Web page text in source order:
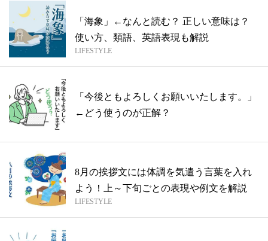
「海象」←なんと読む？ 正しい意味は？
使い方、類語、英語表現も解説
LIFESTYLE
「今後ともよろしくお願いいたします。」
←どう使うのが正解？
8月の挨拶文には体調を気遣う言葉を入れ
よう！上～下旬ごとの表現や例文を解説
LIFESTYLE